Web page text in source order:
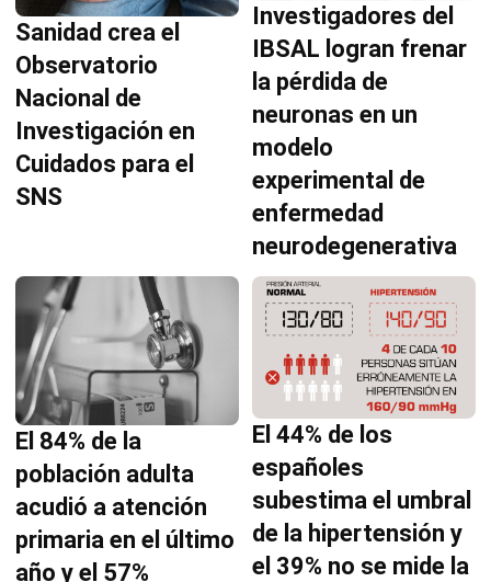
Sanidad crea el
Observatorio
Nacional de
Investigación en
Cuidados para el
SNS
Investigadores del
IBSAL logran frenar
la pérdida de
neuronas en un
modelo
experimental de
enfermedad
neurodegenerativa
El 84% de la
población adulta
acudió a atención
primaria en el último
año y el 57%
El 44% de los
españoles
subestima el umbral
de la hipertensión y
el 39% no se mide la